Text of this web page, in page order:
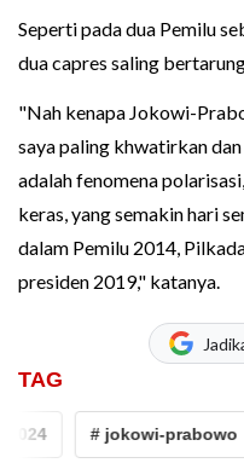
Seperti pada dua Pemilu
dua capres saling
"Nah kenapa Jokowi-
saya paling khwatirkan
adalah fenomena
keras, yang semakin hari
dalam Pemilu 2014,
presiden 2019," katanya.
TAG
# jokowi-prabowo